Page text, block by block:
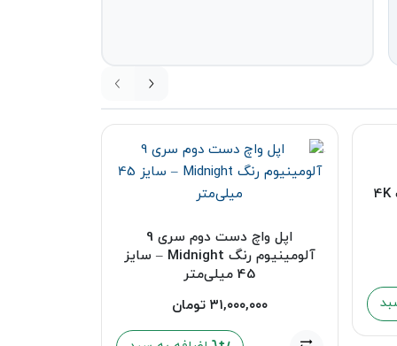
Apple Tv دست دوم 64 گیگ 4K
اپل واچ دست دوم سری 9
آلومینیوم رنگ Midnight – سایز
45 میلی‌متر
۳۱,۰۰۰,۰۰۰ تومان